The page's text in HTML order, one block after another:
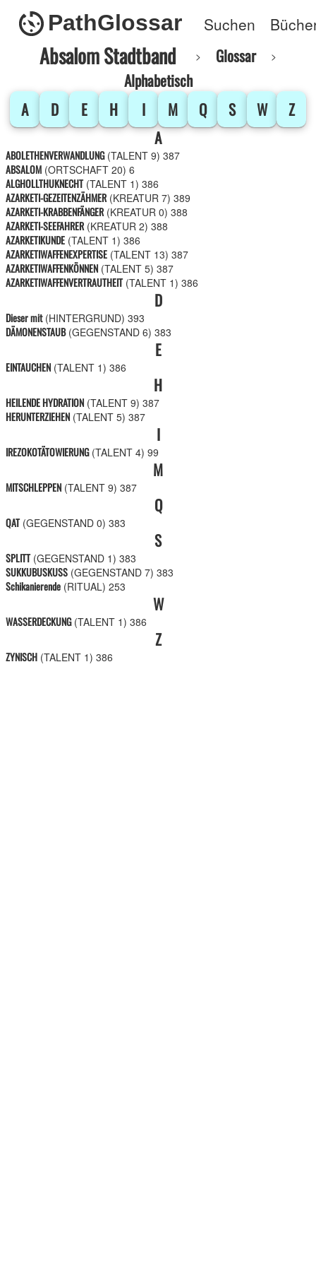
PathGlossar Suchen
Absalom Stadtband
Glossar
Alphabetisch
A
D E H I M Q S W
Z
A
ABOLETHENVERWANDLUNG(TALENT 9) 387
ABSALOM (ORTSCHAFT 20) 6
ALGHOLLTHUKNECHT(TALENT 1) 386
AZARKETI-GEZEITENZÄHMER(KREATUR 7) 389
AZARKETI-KRABBENFÄNGER(KREATUR 0) 388
AZARKETI-SEEFAHRER(KREATUR 2) 388
AZARKETIKUNDE (TALENT 1) 386
AZARKETIWAFFENEXPERTISE (TALENT 13) 387
AZARKETIWAFFENKÖNNEN (TALENT 5) 387
AZARKETIWAFFENVERTRAUTHEIT(TALENT 1) 386
D
Dieser mit(HINTERGRUND) 393
DÄMONENSTAUB(GEGENSTAND 6) 383
E
EINTAUCHEN (TALENT 1) 386
H
HEILENDE HYDRATION (TALENT 9) 387
HERUNTERZIEHEN (TALENT 5) 387
I
IREZOKOTÄTOWIERUNG(TALENT 4) 99
M
MITSCHLEPPEN (TALENT 9) 387
Q
QAT(GEGENSTAND 0) 383
S
SPLITT(GEGENSTAND 1) 383
SUKKUBUSKUSS (GEGENSTAND 7) 383
Schikanierende (RITUAL) 253
W
WASSERDECKUNG(TALENT 1) 386
Z
ZYNISCH (TALENT 1) 386